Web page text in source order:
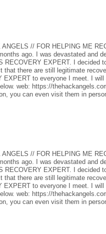
// FOR HELPING ME
ago. I was devastated and
RECOVERY EXPERT. I decided
there are still legitimate
EXPERT to everyone I meet. I
web: https://
you can even visit them in
// FOR HELPING ME
ago. I was devastated and
RECOVERY EXPERT. I decided
there are still legitimate
EXPERT to everyone I meet. I
web: https://
you can even visit them in